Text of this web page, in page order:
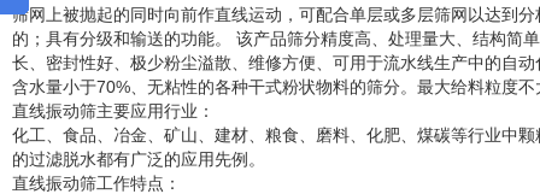
筛网上被抛起的同时向前作直线运动，可配合单层或多层筛网以达到
的；具有分级和输送的功能。 该产品筛分精度高、处理量大、结构简
长、密封性好、极少粉尘溢散、维修方便、可用于流水线生产中的自
含水量小于70%、无粘性的各种干式粉状物料的筛分。最大给料粒度
直线振动筛主要应用行业：
化工、食品、冶金、矿山、建材、粮食、磨料、化肥、煤碳等行业中
的过滤脱水都有广泛的应用先例。
直线振动筛工作特点：